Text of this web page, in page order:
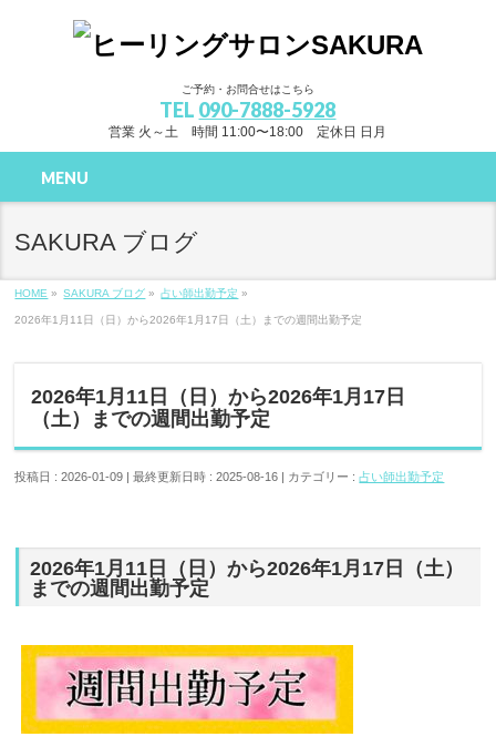
ご予約・お問合せはこちら
TEL 090-7888-5928
営業 火～土 時間 11:00〜18:00 定休日 日月
MENU
SAKURA ブログ
HOME » SAKURA ブログ » 占い師出勤予定 »
2026年1月11日（日）から2026年1月17日（土）までの週間出勤予定
2026年1月11日（日）から2026年1月17日
（土）までの週間出勤予定
投稿日 : 2026-01-09 最終更新日時 : 2025-08-16 カテゴリー :占い師出勤予定
2026年1月11日（日）から2026年1月17日（土）
までの週間出勤予定